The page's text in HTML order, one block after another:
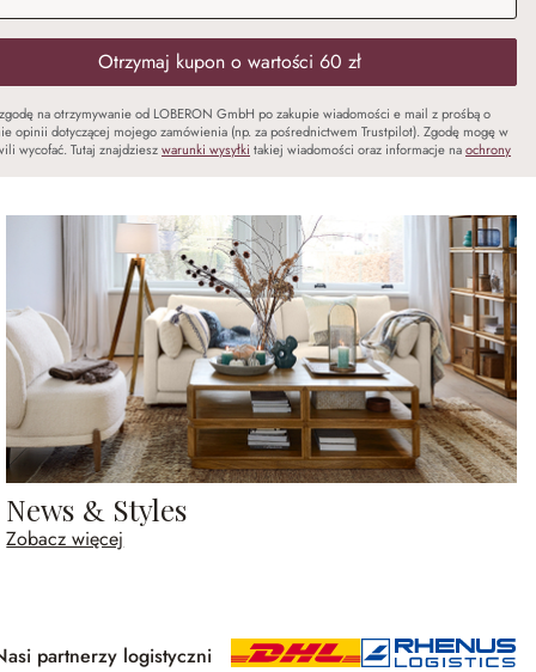
Otrzymaj kupon o wartości 60 zł
na otrzymywanie od LOBERON GmbH po zakupie wiadomości e mail z prośbą o
opinii dotyczącej mojego zamówienia (np. za pośrednictwem Trustpilot). Zgodę mogę w
wycofać. Tutaj znajdzieszwarunki wysyłki takiej wiadomości oraz informacje naochrony
News & Styles
Zobacz więcej
partnerzy logistyczni